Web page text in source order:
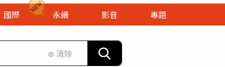
國際 永續 影音
專題
⊗ 清除